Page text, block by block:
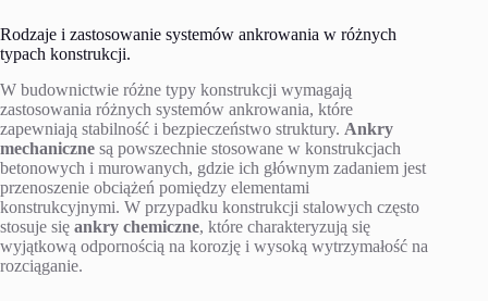
Rodzaje i zastosowanie systemów ankrowania w różnych
typach konstrukcji.
W budownictwie różne typy konstrukcji wymagają
zastosowania różnych systemów ankrowania, które
zapewniają stabilność i bezpieczeństwo struktury. Ankry
mechaniczne są powszechnie stosowane w konstrukcjach
betonowych i murowanych, gdzie ich głównym zadaniem jest
przenoszenie obciążeń pomiędzy elementami
konstrukcyjnymi. W przypadku konstrukcji stalowych często
stosuje się ankry chemiczne, które charakteryzują się
wyjątkową odpornością na korozję i wysoką wytrzymałość na
rozciąganie.